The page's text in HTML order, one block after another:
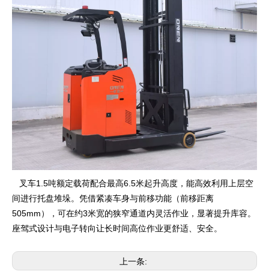
叉车1.5吨额定载荷配合最高6.5米起升高度，能高效利用上层空
间进行托盘堆垛。凭借紧凑车身与前移功能（前移距离
505mm），可在约3米宽的狭窄通道内灵活作业，显著提升库容。
座驾式设计与电子转向让长时间高位作业更舒适、安全。
上一条: